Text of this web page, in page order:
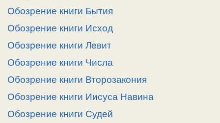
Обозрение книги Бытия
Обозрение книги Исход
Обозрение книги Левит
Обозрение книги Числа
Обозрение книги Второзакония
Обозрение книги Иисуса Навина
Обозрение книги Судей